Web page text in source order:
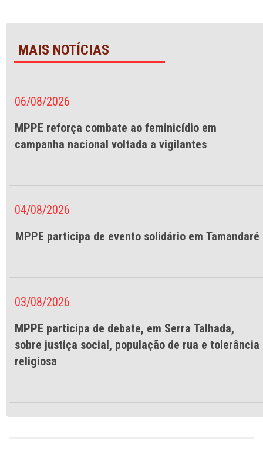
MAIS NOTÍCIAS
06/08/2026
MPPE reforça combate ao feminicídio em
campanha nacional voltada a vigilantes
04/08/2026
MPPE participa de evento solidário em Tamandaré
03/08/2026
MPPE participa de debate, em Serra Talhada,
sobre justiça social, população de rua e tolerância
religiosa